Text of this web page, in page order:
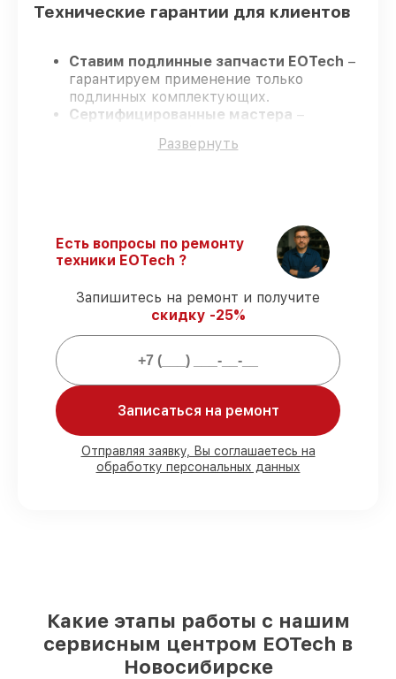
Технические гарантии для клиентов
Ставим подлинные запчасти EOTech –
гарантируем применение только
подлинных комплектующих.
Сертифицированные мастера –
обеспечивает надёжную работу
Поддержка после ремонта
– все
ремонтные услуги и комплектующие
защищены гарантийной поддержкой до
3 лет.
Мы гарантируем:
80%
заказов выполняем с возможностью
личного присутствия владельца
деталей EOTech имеются на складе
в Новосибирске, остальные
доставляются быстро
Развернуть
Есть вопросы по ремонту
техники EOTech ?
Запишитесь на ремонт и получите
скидку -25%
Записаться на ремонт
Отправляя заявку, Вы соглашаетесь на
обработку персональных данных
Какие этапы работы с нашим
сервисным центром EOTech в
Новосибирске